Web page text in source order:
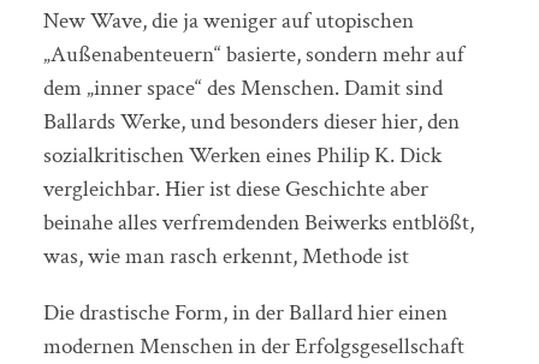
New Wave, die ja weniger auf utopischen
„Außenabenteuern“ basierte, sondern mehr auf
dem „inner space“ des Menschen. Damit sind
Ballards Werke, und besonders dieser hier, den
sozialkritischen Werken eines Philip K. Dick
vergleichbar. Hier ist diese Geschichte aber
beinahe alles verfremdenden Beiwerks entblößt,
was, wie man rasch erkennt, Methode ist
Die drastische Form, in der Ballard hier einen
modernen Menschen in der Erfolgsgesellschaft